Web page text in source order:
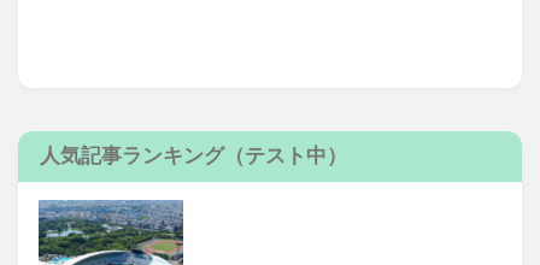
人気記事ランキング（テスト中）